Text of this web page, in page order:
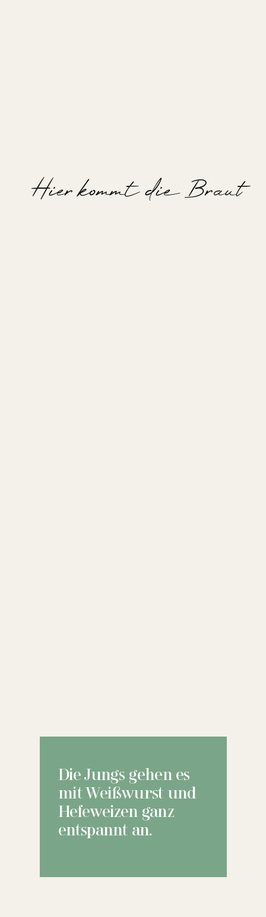
Hier kommt die Braut
Die Jungs gehen es
mit Weißwurst und
Hefeweizen ganz
entspannt an.